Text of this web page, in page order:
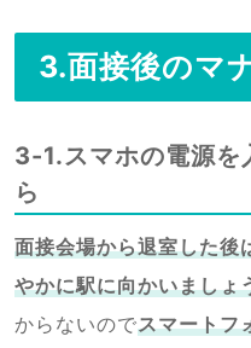
3.面接後のマ
3-1.スマホの電源を
ら
面接会場から退室した後
やかに駅に向かいましょ
からないのでスマートフ